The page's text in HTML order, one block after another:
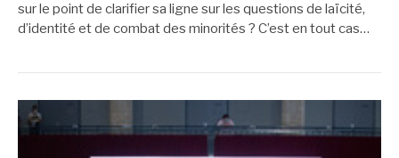
sur le point de clarifier sa ligne sur les questions de laïcité,
d’identité et de combat des minorités ? C’est en tout cas…